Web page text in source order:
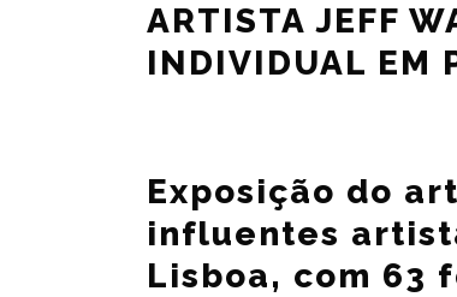
ARTISTA JEFF
INDIVIDUAL EM
Exposição do
influentes
Lisboa, com 63